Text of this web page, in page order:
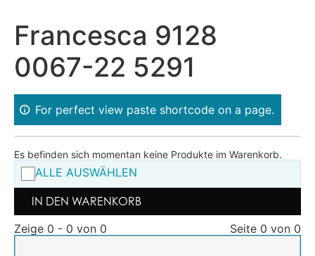
Francesca 9128
0067-22 5291
For perfect view paste shortcode on a page.
Es befinden sich momentan keine Produkte im Warenkorb.
ALLE AUSWÄHLEN
IN DEN WARENKORB
Zeige 0 - 0 von 0
Seite 0 von 0